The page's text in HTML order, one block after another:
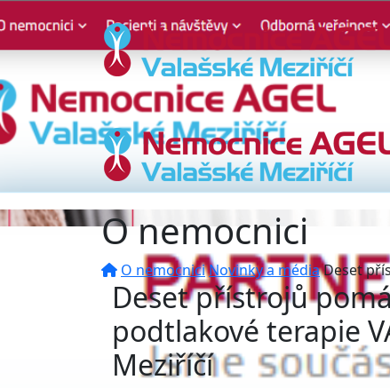
O nemocnici
O nemocniciNovinky a médiaDeset
Deset přístrojů
podtlakové terapie
Meziříčí